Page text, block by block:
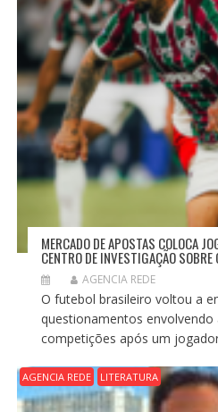
MERCADO DE APOSTAS COLOCA
CENTRO DE INVESTIGAÇÃO SOBRE
AGENCIA REDE
O futebol brasileiro voltou a
questionamentos envolvendo
competições após um
AGENCIA REDE LITERATURA